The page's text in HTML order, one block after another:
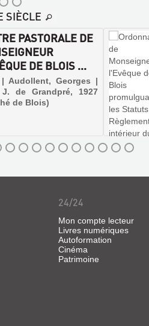
SIÈCLE
PASTORALE DE
DE BLOIS ...
| Audollent, Georges |
J. de Grandpré, 1927
de Blois)
24/24
Mon compte lecteur
Livres numériques
Autoformation
Cinéma
Patrimoine